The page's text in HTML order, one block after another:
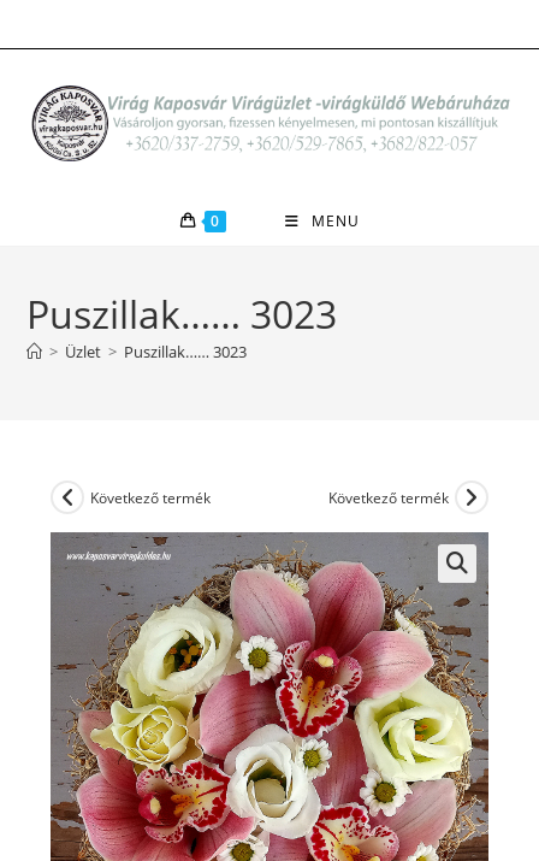
to
0 MENU
Puszillak…… 3023
> Üzlet > Puszillak…… 3023
Következő termék Következő termék